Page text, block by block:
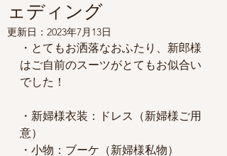
ェディング
更新日： 2023年7月13日
・とてもお洒落なおふたり、新郎様
はご自前のスーツがとてもお似合い
でした！
・新婦様衣装：ドレス（新婦様ご用
意）
・小物：ブーケ（新婦様私物）